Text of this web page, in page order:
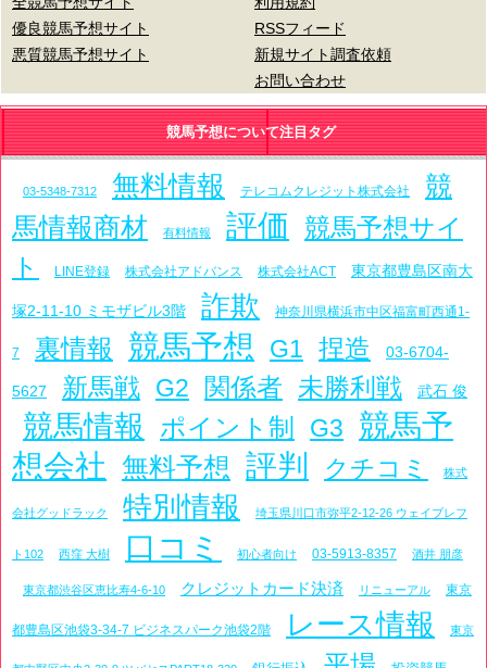
優良競馬予想サイト
悪質競馬予想サイト
RSSフィード
新規サイト調査依頼
お問い合わせ
競馬予想について注目タグ
03-5348-7312 無料情報 テレコムクレジット株式会社
競
馬情報商材
有料情報 評価 競馬予想サイ
ト
LINE登録 株式会社アドバンス 株式会社ACT 東京都豊島区南大
塚2-11-10 ミモザビル3階 詐欺 神奈川県横浜市中区福富町西通1-
7 裏情報 競馬予想 G1 捏造 03-6704-
5627 新馬戦 G2 関係者 未勝利戦 武石 俊
競馬情報 ポイント制 G3
競馬予
想会社 無料予想 評判 クチコミ 株式
会社グッドラック 特別情報 埼玉県川口市弥平2-12-26 ウェイブレフ
ト102 西窪 大樹 口コミ 初心者向け 03-5913-8357 酒井 朋彦
東京都渋谷区恵比寿4-6-10 クレジットカード決済 リニューアル 東京
都豊島区池袋3-34-7 ビジネスパーク池袋2階 レース情報 東京